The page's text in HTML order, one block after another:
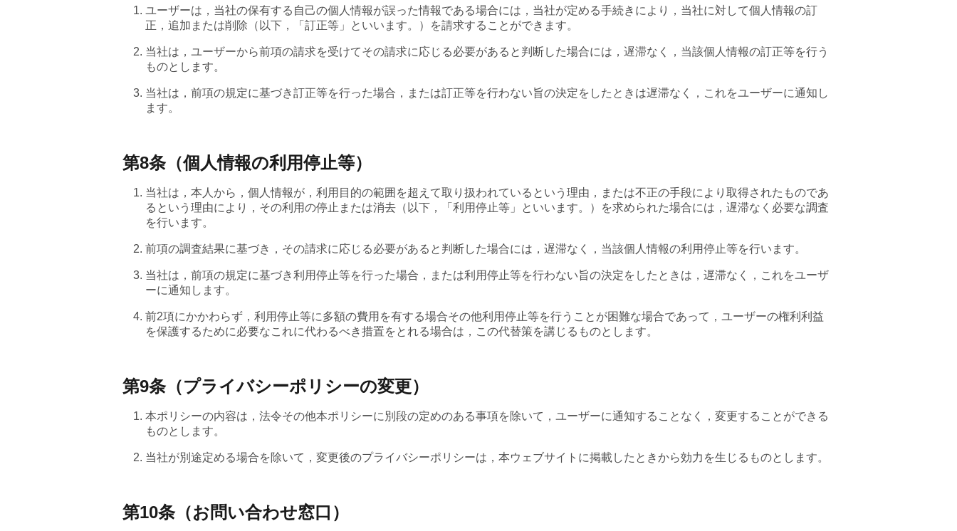
ユーザーは，当社の保有する自己の個人情報が誤った情報である場合には，当社が定める手続きにより，当社に対して個人情報の訂
正，追加または削除（以下，「訂正等」といいます。）を請求することができます。
当社は，ユーザーから前項の請求を受けてその請求に応じる必要があると判断した場合には，遅滞なく，当該個人情報の訂正等を行う
ものとします。
当社は，前項の規定に基づき訂正等を行った場合，または訂正等を行わない旨の決定をしたときは遅滞なく，これをユーザーに通知し
ます。
第8条（個人情報の利用停止等）
当社は，本人から，個人情報が，利用目的の範囲を超えて取り扱われているという理由，または不正の手段により取得されたものであ
るという理由により，その利用の停止または消去（以下，「利用停止等」といいます。）を求められた場合には，遅滞なく必要な調査
を行います。
前項の調査結果に基づき，その請求に応じる必要があると判断した場合には，遅滞なく，当該個人情報の利用停止等を行います。
当社は，前項の規定に基づき利用停止等を行った場合，または利用停止等を行わない旨の決定をしたときは，遅滞なく，これをユーザ
ーに通知します。
前2項にかかわらず，利用停止等に多額の費用を有する場合その他利用停止等を行うことが困難な場合であって，ユーザーの権利利益
を保護するために必要なこれに代わるべき措置をとれる場合は，この代替策を講じるものとします。
第9条（プライバシーポリシーの変更）
本ポリシーの内容は，法令その他本ポリシーに別段の定めのある事項を除いて，ユーザーに通知することなく，変更することができる
ものとします。
当社が別途定める場合を除いて，変更後のプライバシーポリシーは，本ウェブサイトに掲載したときから効力を生じるものとします。
第10条（お問い合わせ窓口）